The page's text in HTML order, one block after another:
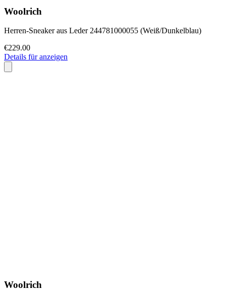
Woolrich
Herren-Sneaker aus Leder 244781000055 (Weiß/Dunkelblau)
€229.00
Details für anzeigen
Woolrich